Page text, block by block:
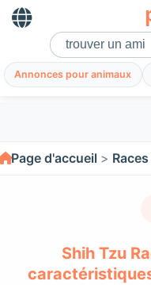
Annonces pour animaux
Page d'accueil
Shih Tzu